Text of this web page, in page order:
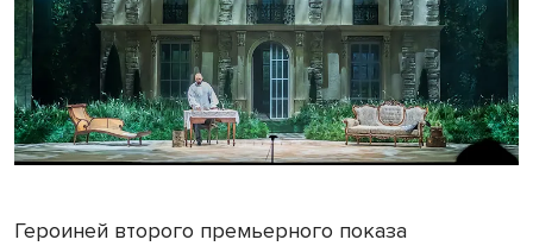
Героиней второго премьерного показа